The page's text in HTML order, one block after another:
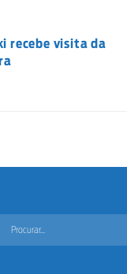
recebe visita da